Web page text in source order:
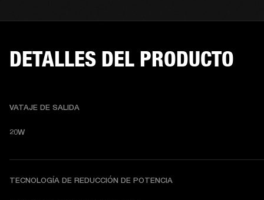
DETALLES DEL PRODUCTO
VATAJE DE SALIDA
20W
TECNOLOGÍA DE REDUCCIÓN DE POTENCIA